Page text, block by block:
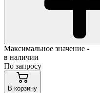
Максимальное значение -
в наличии
По запросу
В корзину